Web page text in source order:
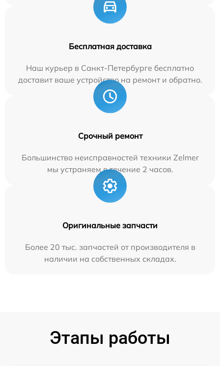
Бесплатная доставка
Наш курьер в Санкт-Петербурге бесплатно
доставит ваше устройство на ремонт и обратно.
Срочный ремонт
Большинство неисправностей техники Zelmer
мы устраняем в течение 2 часов.
Оригинальные запчасти
Более 20 тыс. запчастей от производителя в
наличии на собственных складах.
Этапы работы